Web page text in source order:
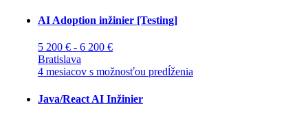
AI Adoption inžinier [Testing]
5 200 € - 6 200 €
Bratislava
4 mesiacov s možnosťou predĺženia
Java/React AI Inžinier